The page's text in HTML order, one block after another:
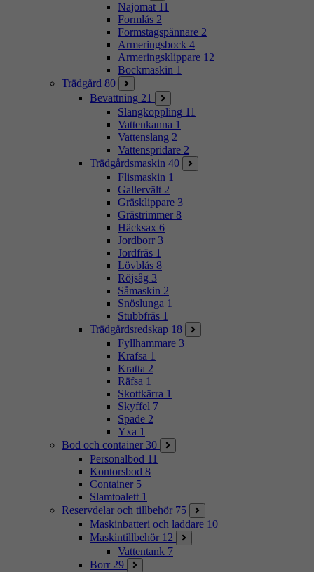
Najomat 11
Formlås 2
Formstagspännare 2
Armeringsbock 4
Armeringsklippare 12
Bockmaskin 1
Trädgård 80
Bevattning 21
Slangkoppling 11
Vattenkanna 1
Vattenslang 2
Vattenspridare 2
Trädgårdsmaskin 40
Flismaskin 1
Gallervält 2
Gräsklippare 3
Grästrimmer 8
Häcksax 6
Jordborr 3
Jordfräs 1
Lövblås 8
Röjsåg 3
Såmaskin 2
Snöslunga 1
Stubbfräs 1
Trädgårdsredskap 18
Fyllhammare 3
Krafsa 1
Kratta 2
Räfsa 1
Skottkärra 1
Skyffel 7
Spade 2
Yxa 1
Bod och container 30
Personalbod 11
Kontorsbod 8
Container 5
Slamtoalett 1
Reservdelar och tillbehör 75
Maskinbatteri och laddare 10
Maskintillbehör 12
Vattentank 7
Borr 29